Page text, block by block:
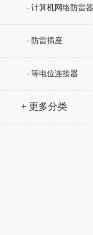
- 计算机网络防雷器
- 防雷插座
- 等电位连接器
+ 更多分类